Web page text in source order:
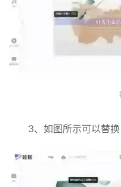
3、如图所示可以替